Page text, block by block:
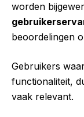
worden
beoordelingen
Gebruikers
functionaliteit,
vaak relevant.